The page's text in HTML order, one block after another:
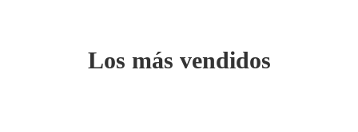
Los más vendidos